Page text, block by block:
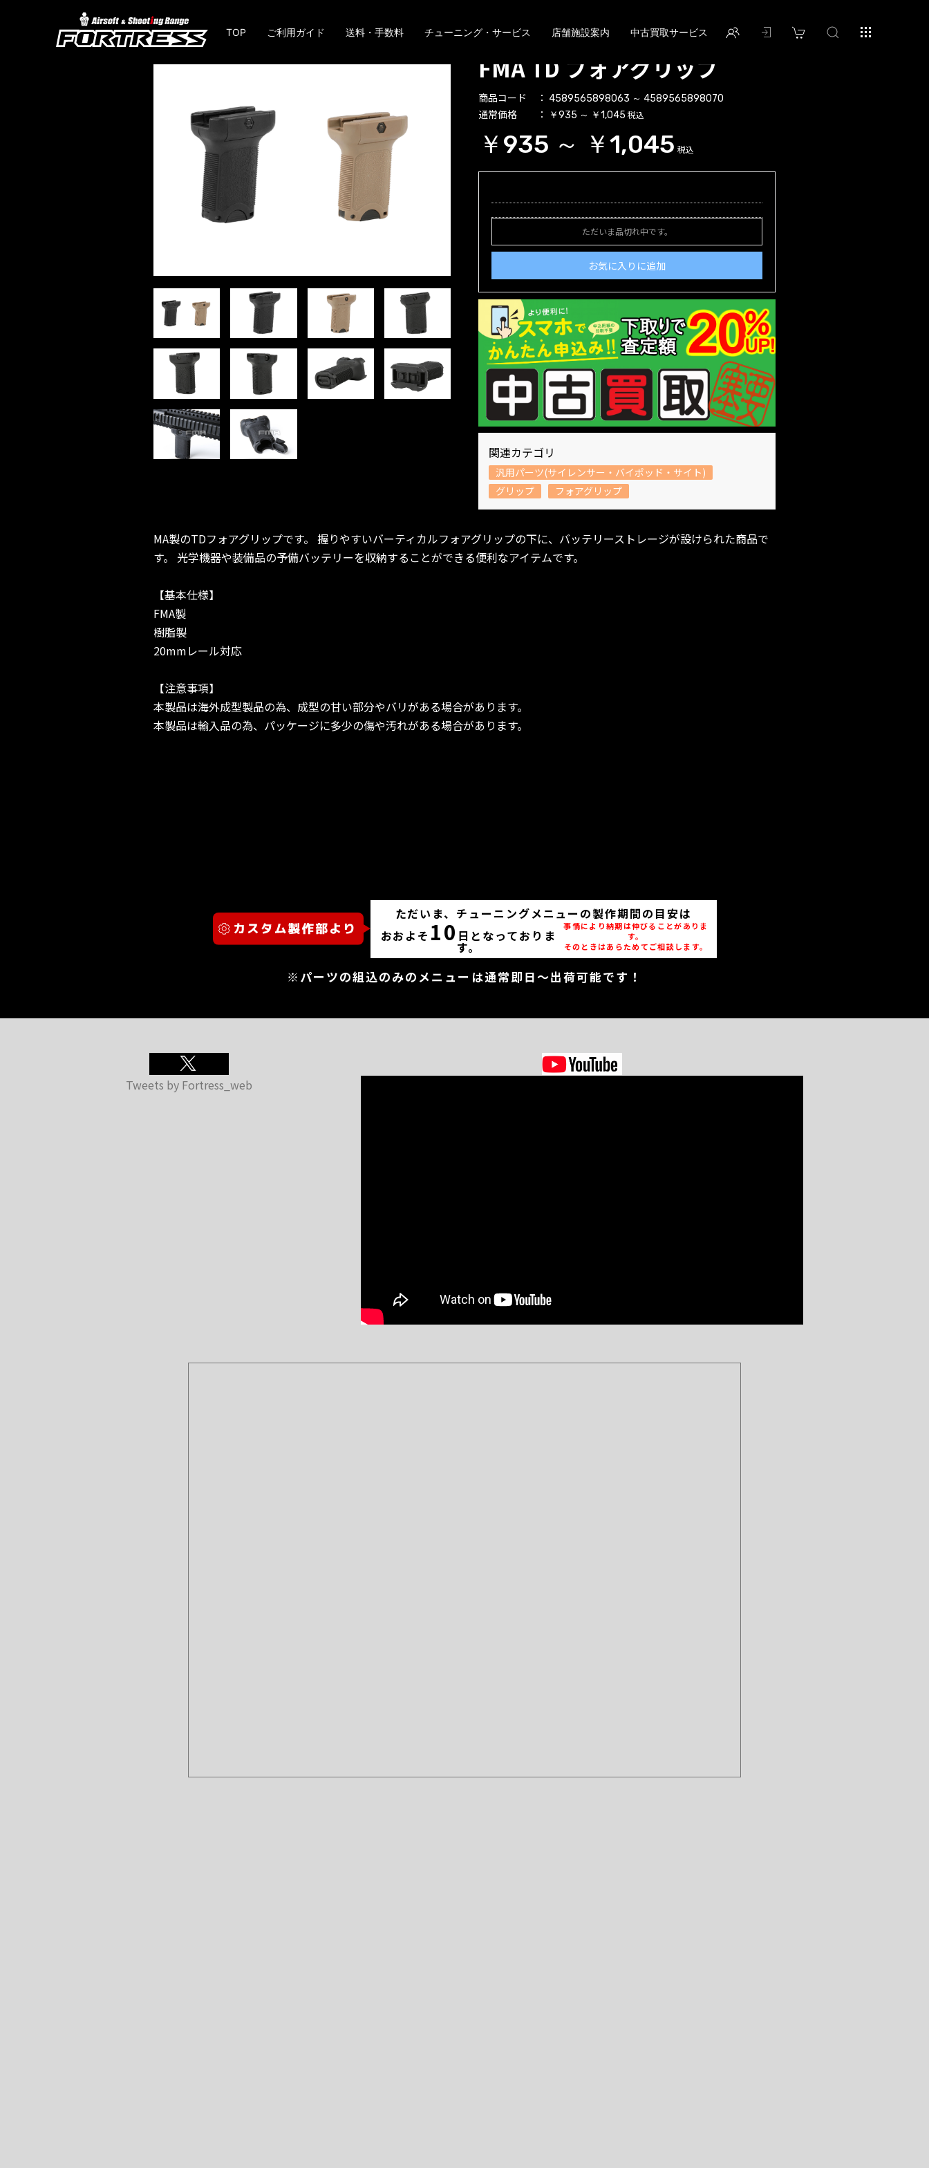
TOP ご利用ガイド 送料・手数料 チューニング・サービス 店舗施設案内 中古買取サービス
FMA TD フォアグリップ
商品コード 4589565898063 ～ 4589565898070
通常価格 ￥935 ～ ￥1,045 税込
￥935 ～ ￥1,045 税込
ただいま品切れ中です。
お気に入りに追加
関連カテゴリ
汎用パーツ(サイレンサー・バイポッド・サイト)
グリップ
フォアグリップ
MA製のTDフォアグリップです。 握りやすいバーティカルフォアグリップの下に、バッテリーストレージが設けられた商品で
す。 光学機器や装備品の予備バッテリーを収納することができる便利なアイテムです。
【基本仕様】
FMA製
樹脂製
20mmレール対応
【注意事項】
本製品は海外成型製品の為、成型の甘い部分やバリがある場合があります。
本製品は輸入品の為、パッケージに多少の傷や汚れがある場合があります。
ただいま、チューニングメニューの製作期間の目安は
おおよそ 10 日となっておりま
す。
事情により納期は伸びることがありま
す。
そのときはあらためてご相談します。
※パーツの組込のみのメニューは通常即日～出荷可能です！
Tweets by Fortress_web